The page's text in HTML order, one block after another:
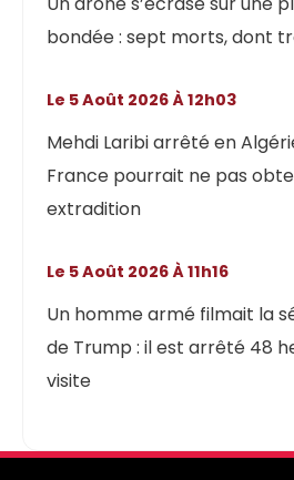
bondée : sept morts, dont
Mehdi Laribi arrêté en
France pourrait ne pas
extradition
Le 5 Août 2026 À 12h03
Un homme armé filmait la
de Trump : il est arrêté 48
visite
Le 5 Août 2026 À 11h16